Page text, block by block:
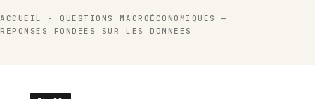
ACCUEIL - QUESTIONS MACROÉCONOMIQUES —
RÉPONSES FONDÉES SUR LES DONNÉES